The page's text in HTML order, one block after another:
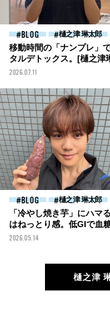
BLOG 樋之津 琳太郎
移動時間の「ナンプレ」
タルデトックス。[樋之津
郎ブログ]
2026.07.11
BLOG 樋之津 琳太郎
「冷やし焼き芋」にハマ
はねっとり感。低GIで血
上昇も抑えられるおすすめ
2026.05.14
樋之津